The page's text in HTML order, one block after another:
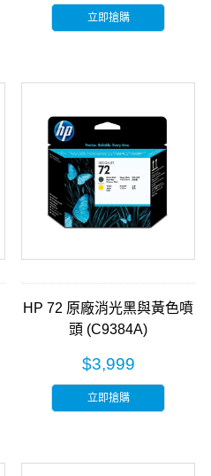
立即搶購
HP 72 原廠消光黑與黃色噴
頭 (C9384A)
$3,999
立即搶購